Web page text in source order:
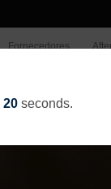
20 seconds.
Fornecedores